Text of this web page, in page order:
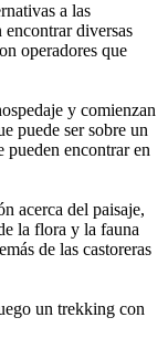
a las
encontrar diversas
operadores que
y comienzan
puede ser sobre un
pueden encontrar en
acerca del paisaje,
la flora y la fauna
de las castoreras
un trekking con